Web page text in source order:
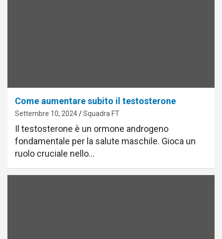
Come aumentare subito il testosterone
Settembre 10, 2024 Squadra FT
Il testosterone è un ormone androgeno
fondamentale per la salute maschile. Gioca un
ruolo cruciale nello…